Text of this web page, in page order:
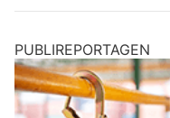
PUBLIREPORTAGEN